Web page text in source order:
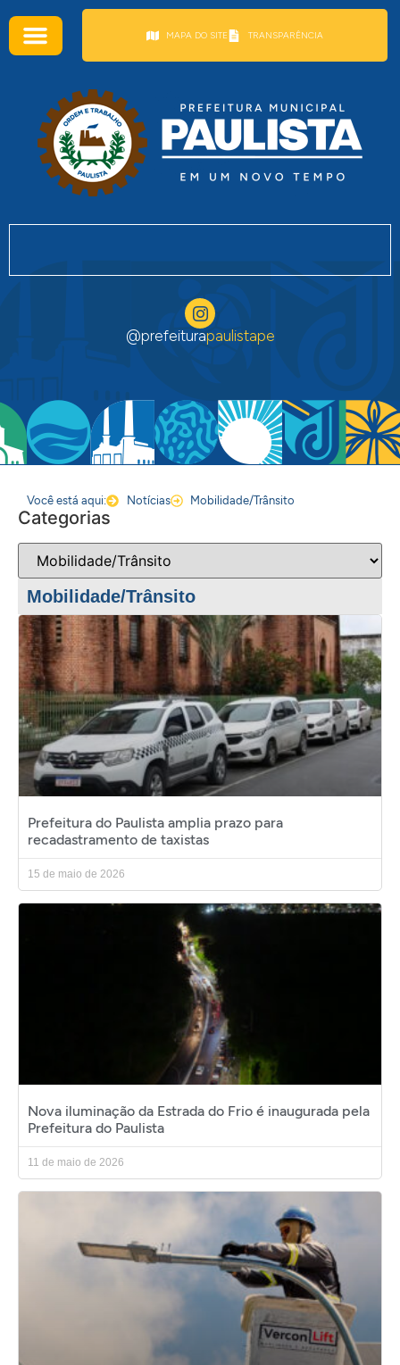
MAPA DO SITE TRANSPARÊNCIA
@prefeiturapaulistape
Você está aqui: Notícias Mobilidade/Trânsito
Categorias
Mobilidade/Trânsito
Prefeitura do Paulista amplia prazo para
recadastramento de taxistas
15 de maio de 2026
Nova iluminação da Estrada do Frio é inaugurada pela
Prefeitura do Paulista
11 de maio de 2026